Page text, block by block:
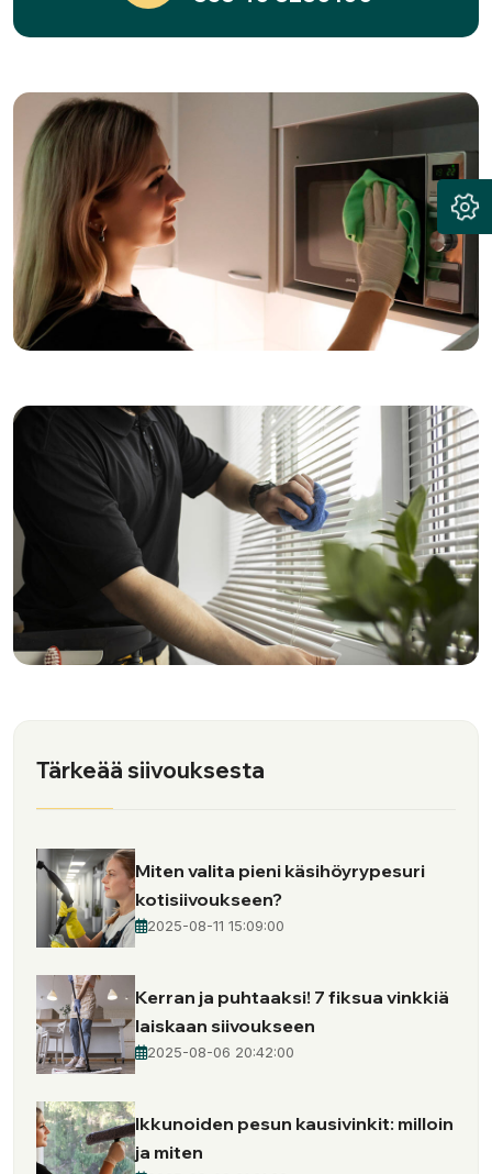
Tärkeää siivouksesta
Miten valita pieni käsihöyrypesuri
kotisiivoukseen?
2025-08-11 15:09:00
Kerran ja puhtaaksi! 7 fiksua vinkkiä
laiskaan siivoukseen
2025-08-06 20:42:00
Ikkunoiden pesun kausivinkit: milloin
ja miten